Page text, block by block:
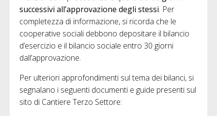
successivi all’approvazione degli stessi. Per
completezza di informazione, si ricorda che le
cooperative sociali debbono depositare il bilancio
d’esercizio e il bilancio sociale entro 30 giorni
dall’approvazione.
Per ulteriori approfondimenti sul tema dei bilanci, si
segnalano i seguenti documenti e guide presenti sul
sito di Cantiere Terzo Settore: